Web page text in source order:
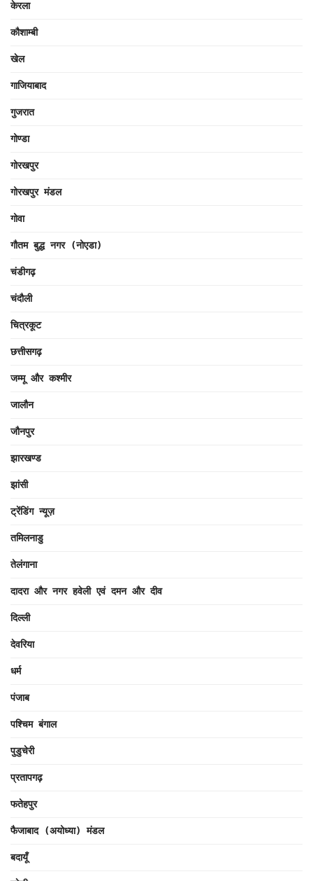
केरला
कौशाम्बी
खेल
गाजियाबाद
गुजरात
गोण्डा
गोरखपुर
गोरखपुर मंडल
गोवा
गौतम बुद्ध नगर (नोएडा)
चंडीगढ़
चंदौली
चित्रकूट
छत्तीसगढ़
जम्मू और कश्मीर
जालौन
जौनपुर
झारखण्ड
झांसी
ट्रेंडिंग न्यूज़
तमिलनाडु
तेलंगाना
दादरा और नगर हवेली एवं दमन और दीव
दिल्ली
देवरिया
धर्म
पंजाब
पश्चिम बंगाल
पुडुचेरी
प्रतापगढ़
फतेहपुर
फैजाबाद (अयोध्या) मंडल
बदायूँ